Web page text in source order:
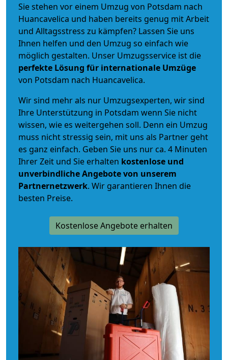
Sie stehen vor einem Umzug von Potsdam nach
Huancavelica und haben bereits genug mit Arbeit
und Alltagsstress zu kämpfen? Lassen Sie uns
Ihnen helfen und den Umzug so einfach wie
möglich gestalten. Unser Umzugsservice ist die
perfekte Lösung für internationale Umzüge
von Potsdam nach Huancavelica.
Wir sind mehr als nur Umzugsexperten, wir sind
Ihre Unterstützung in Potsdam wenn Sie nicht
wissen, wie es weitergehen soll. Denn ein Umzug
muss nicht stressig sein, mit uns als Partner geht
es ganz einfach. Geben Sie uns nur ca. 4 Minuten
Ihrer Zeit und Sie erhalten kostenlose und
unverbindlicheAngebote von unserem
Partnernetzwerk. Wir garantieren Ihnen die
besten Preise.
Kostenlose Angebote erhalten